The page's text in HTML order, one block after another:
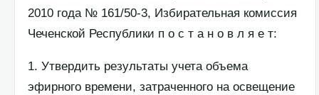
2010 года № 161/50-3, Избирательная комиссия
Чеченской Республики п о с т а н о в л я е т:
1. Утвердить результаты учета объема
эфирного времени, затраченного на освещение